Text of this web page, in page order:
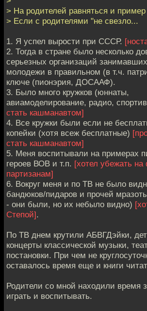
> На родителей равняться и
> Если с родителями "не свезло...
1. Я успел вырости при СССР.
2. Тогда в стране было несколько
серьезных организаций
молодежи в правильном (в т.ч.
ключе (пионэрия, ДОСААФ).
3. Было много кружков (юннаты,
авиамоделирование, радио,
стать кашманавтом]
4. Все кружки были если не
копейки (хотя всеж бесплатные)
стать кашманавтом]
5. Меня воспитывали на примерах
героев ВОВ и т.п. [хотел убежать
партизанам]
6. Вокруг меня и по ТВ не было
бандюков/пидаров и прочей
- они были, но их небыло видно)
Степой].
По ТВ днем крутили АБВГДэйки,
концерты классической музыки,
постановки. При чем не
оставалось время еще и книги
Родители со мной находили время
играть и воспитывать.